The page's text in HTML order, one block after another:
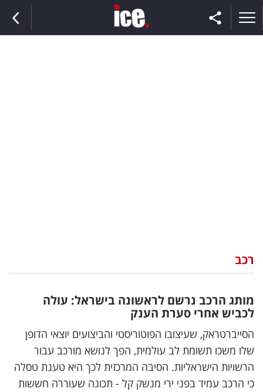
וצרכנות
דיגיטל
וטק
שיווק
ופרסום
רכב
מותג הרכב נרשם לראשונה בישראל: עולה
לכביש אחרי סערת הענק
הסייברטראק, שעיצובו הפוטוריסטי והביצועים יוצאי הדופן
שלו משכו תשומת לב עולמית, הפך לנושא מורכב עבור
הרשויות הישראליות. הסיבה המרכזית לכך היא טענת טסלה
כי הרכב עמיד בפני ירי מנשק קל - תכונה שעוררה חששות